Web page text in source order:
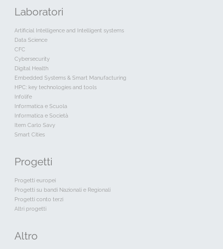
Laboratori
Artificial Intelligence and Intelligent systems
Data Science
CFC
Cybersecurity
Digital Health
Embedded Systems & Smart Manufacturing
HPC: key technologies and tools
Infolife
Informatica e Scuola
Informatica e Società
Item Carlo Savy
Smart Cities
Progetti
Progetti europei
Progetti su bandi Nazionali e Regionali
Progetti conto terzi
Altri progetti
Altro